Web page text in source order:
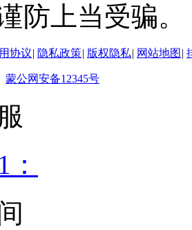
防上当受骗。
协议| 隐私政策| 版权隐私| 网站地图 |
蒙公网安备12345号